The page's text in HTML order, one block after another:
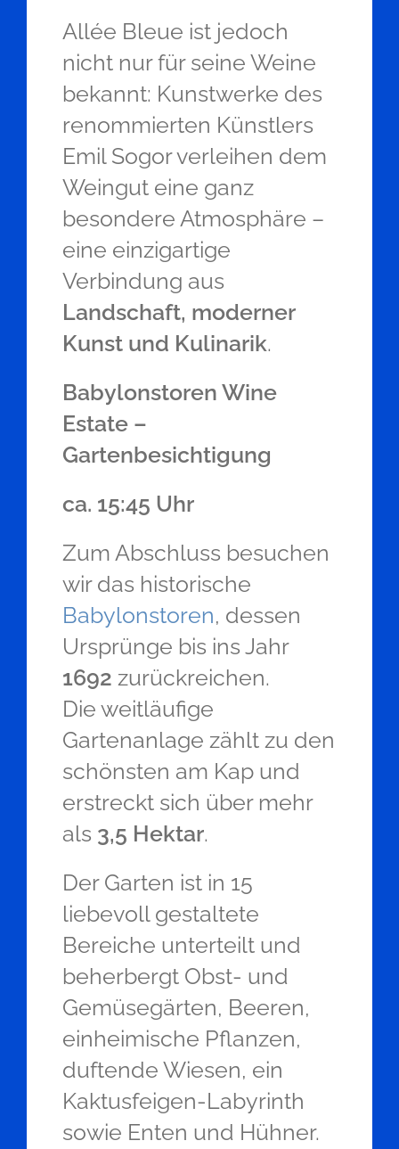
Allée Bleue ist jedoch
nicht nur für seine Weine
bekannt: Kunstwerke des
renommierten Künstlers
Emil Sogor verleihen dem
Weingut eine ganz
besondere Atmosphäre –
eine einzigartige
Verbindung aus
Landschaft, moderner
Kunst und Kulinarik.
Babylonstoren Wine
Estate –
Gartenbesichtigung
ca. 15:45 Uhr
Zum Abschluss besuchen
wir das historische
Babylonstoren, dessen
Ursprünge bis ins Jahr
1692 zurückreichen.
Die weitläufige
Gartenanlage zählt zu den
schönsten am Kap und
erstreckt sich über mehr
als 3,5 Hektar.
Der Garten ist in 15
liebevoll gestaltete
Bereiche unterteilt und
beherbergt Obst- und
Gemüsegärten, Beeren,
einheimische Pflanzen,
duftende Wiesen, ein
Kaktusfeigen-Labyrinth
sowie Enten und Hühner.